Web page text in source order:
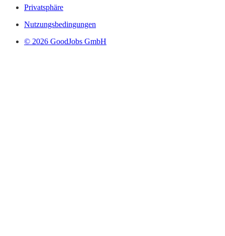
Privatsphäre
Nutzungsbedingungen
© 2026 GoodJobs GmbH